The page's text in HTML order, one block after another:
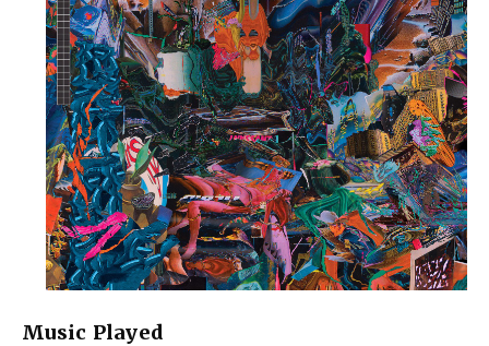
Music Played